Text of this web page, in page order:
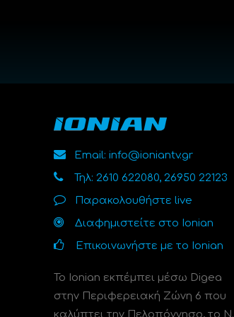
Email: info@ioniantv.gr
Τηλ: 2610 622080, 26950 22123
Παρακολουθήστε live
Διαφημιστείτε στο Ionian
Επικοινωνήστε με το Ionian
Το Ionian εκπέμπει μέσω Digea
στην Περιφερειακή Ζώνη 6 που